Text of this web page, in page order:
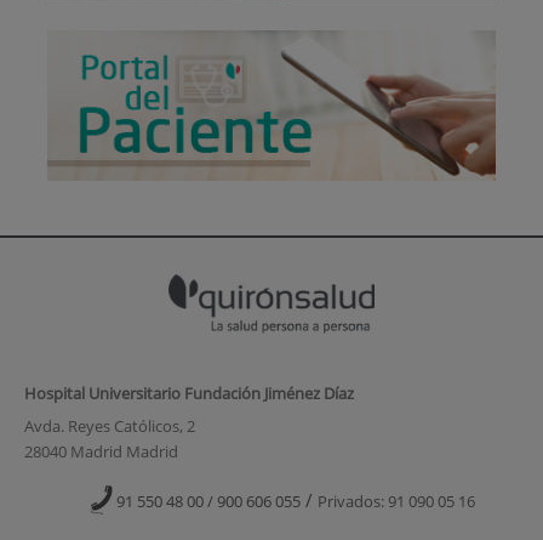
Hospital Universitario Fundación Jiménez Díaz
Avda. Reyes Católicos, 2
28040 Madrid Madrid
91 550 48 00 / 900 606 055 / Privados: 91 090 05 16